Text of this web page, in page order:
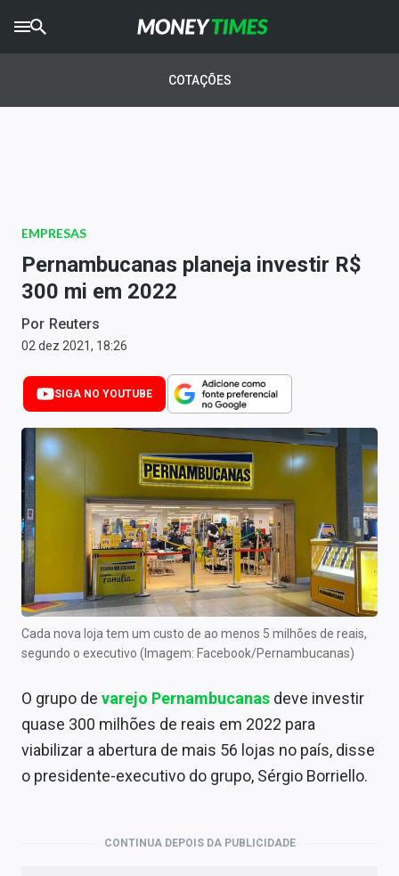
AGROTIMES
Newsletters
Money Trader
Anuncie
Últimas Notícias
Newsletters
Cotações
Comprar ou vender?
Carteiras Recomendadas
Central de Dividendos
Central de Fundos Imobiliários
Central dos IPOs
Finanças Pessoais
COTAÇÕES
EMPRESAS
Pernambucanas planeja investir R$
300 mi em 2022
Por Reuters
02 dez 2021, 18:26
SIGA NO YOUTUBE
Cada nova loja tem um custo de ao menos 5 milhões de reais,
segundo o executivo (Imagem: Facebook/Pernambucanas)
O grupo de varejo Pernambucanas deve investir
quase 300 milhões de reais em 2022 para
viabilizar a abertura de mais 56 lojas no país, disse
o presidente-executivo do grupo, Sérgio Borriello.
CONTINUA DEPOIS DA PUBLICIDADE